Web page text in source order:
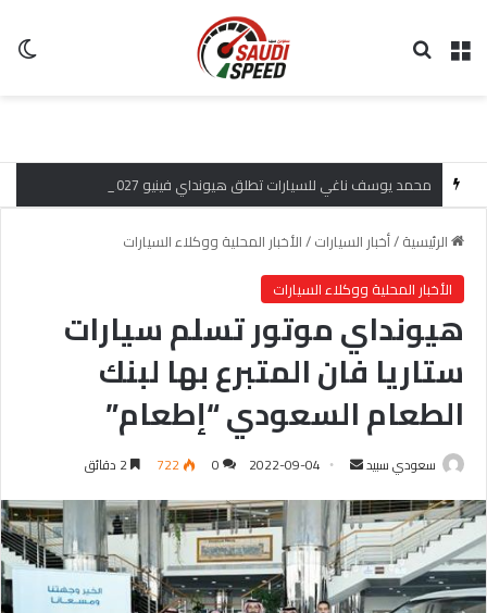
القائمة
الرئيسية/أخبار السيارات/الأخبار المحلية ووكلاء السيارات
الأخبار المحلية ووكلاء السيارات
هيونداي موتور تسلم سيارات
ستاريا فان المتبرع بها لبنك
الطعام السعودي “إطعام”
سعودي سبيد
س
ل
ب
ر
2022-09-04
0
722